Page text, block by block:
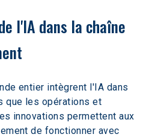
l'IA dans la chaîne
entier intègrent l'IA dans
que les opérations et
innovations permettent aux
de fonctionner avec